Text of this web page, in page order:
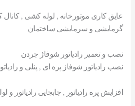
عایق کاری موتورخانه , لوله کشی ,
گرمایشی و سرمایشی ساختمان
نصب و تعمیر رادیاتور شوفاژ جردن
نصب رادیاتور شوفاژ پره ای , پنلی و
افزایش پره رادیاتور , جابجایی رادیاتور و